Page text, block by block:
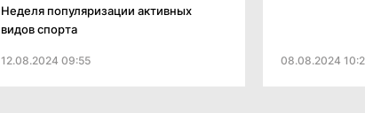
Неделя популяризации активных
видов спорта
12.08.2024 09:55 08.08.2024